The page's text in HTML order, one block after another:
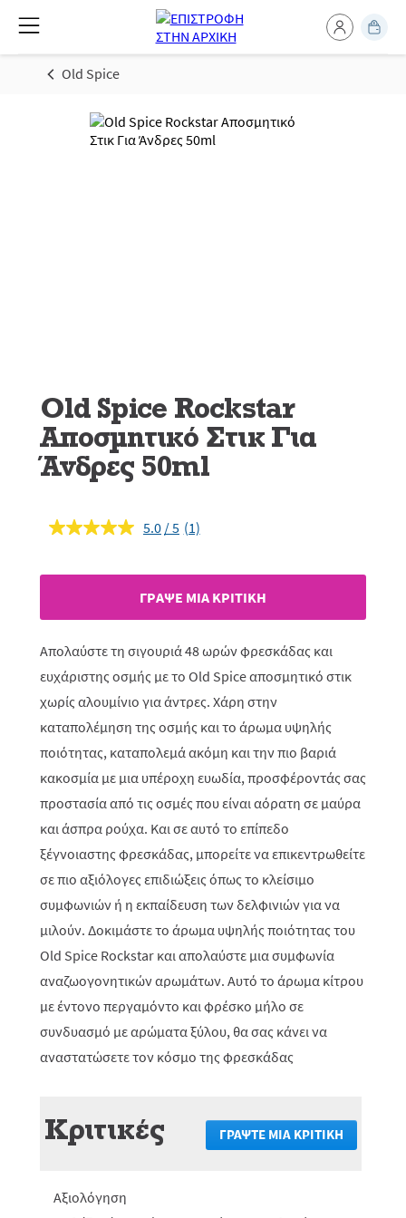
Old Spice
Old Spice Rockstar
Αποσμητικό Στικ Για
Άνδρες 50ml
5.0
Διαβάστε
Σύνδεσμος
ίδιας
σελίδας.
(1)
ΓΡAΨΕ ΜIΑ ΚΡΙΤΙΚH
Απολαύστε τη σιγουριά 48 ωρών φρεσκάδας και
ευχάριστης οσμής με το Old Spice αποσμητικό στικ
χωρίς αλουμίνιο για άντρες. Χάρη στην
καταπολέμηση της οσμής και το άρωμα υψηλής
ποιότητας, καταπολεμά ακόμη και την πιο βαριά
κακοσμία με μια υπέροχη ευωδία, προσφέροντάς σας
προστασία από τις οσμές που είναι αόρατη σε μαύρα
και άσπρα ρούχα. Και σε αυτό το επίπεδο
ξέγνοιαστης φρεσκάδας, μπορείτε να επικεντρωθείτε
σε πιο αξιόλογες επιδιώξεις όπως το κλείσιμο
συμφωνιών ή η εκπαίδευση των δελφινιών για να
μιλούν. Δοκιμάστε το άρωμα υψηλής ποιότητας του
Old Spice Rockstar και απολαύστε μια συμφωνία
αναζωογονητικών αρωμάτων. Αυτό το άρωμα κίτρου
με έντονο περγαμόντο και φρέσκο μήλο σε
συνδυασμό με αρώματα ξύλου, θα σας κάνει να
αναστατώσετε τον κόσμο της φρεσκάδας
Κριτικές ΓΡΆΨΤΕ ΜΙΑ ΚΡΙΤΙΚΉ
Αυτή
Αξιολόγηση